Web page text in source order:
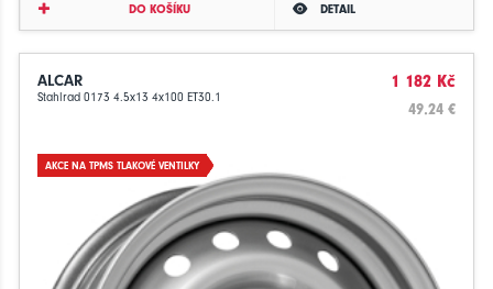
DO KOŠÍKU DETAIL
ALCAR
Stahlrad 0173 4.5x13 4x100 ET30.1
1 182 Kč
49.24 €
AKCE NA TPMS TLAKOVÉ VENTILKY